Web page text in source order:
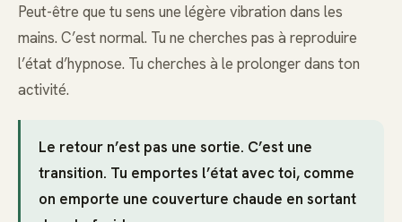
Peut-être que tu sens une légère vibration dans les
mains. C’est normal. Tu ne cherches pas à reproduire
l’état d’hypnose. Tu cherches à le prolonger dans ton
activité.
Le retour n’est pas une sortie. C’est une
transition. Tu emportes l’état avec toi, comme
on emporte une couverture chaude en sortant